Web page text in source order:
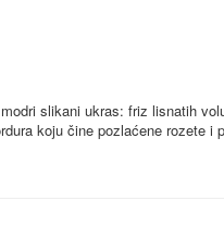
slikani ukras: friz lisnatih
koju čine pozlaćene rozete i